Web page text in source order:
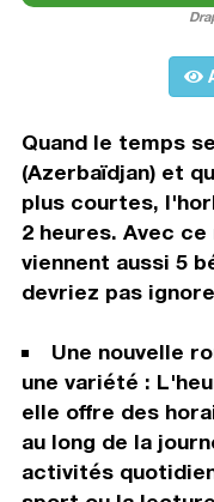
Quand le temps
(Azerbaïdjan) et
plus courtes,
2 heures. Avec
viennent aussi 5
devriez pas
Une nouvelle
une variété :
elle offre des
au long de la
activités